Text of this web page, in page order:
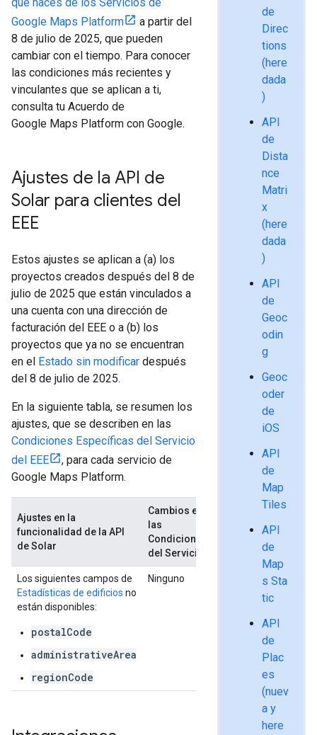
de
Direc
tions
(here
dada
)
API
de
Dista
nce
Matri
x
(here
dada
)
API
de
Geoc
odin
g
Geoc
oder
de
iOS
API
de
Map
Tiles
API
de
Map
s Sta
tic
API
de
Plac
es
(nuev
a y
here
Google Maps Platform
a partir del
8 de julio de 2025, que pueden
cambiar con el tiempo. Para conocer
las condiciones más recientes y
vinculantes que se aplican a ti,
consulta tu Acuerdo de
Google Maps Platform con Google.
Ajustes de la API de
Solar para clientes del
EEE
Estos ajustes se aplican a (a) los
proyectos creados después del 8 de
julio de 2025 que están vinculados a
una cuenta con una dirección de
facturación del EEE o a (b) los
proyectos que ya no se encuentran
en el Estado sin modificar después
del 8 de julio de 2025.
En la siguiente tabla, se resumen los
ajustes, que se describen en las
Condiciones Específicas del Servicio
del EEE
, para cada servicio de
Google Maps Platform.
Ajustes en la
funcionalidad de la API
de Solar
Cambios en
las
Condiciones
del Servicio
Los siguientes campos de
Estadísticas de edificios no
están disponibles:
postalCode
administrativeArea
regionCode
Ninguno